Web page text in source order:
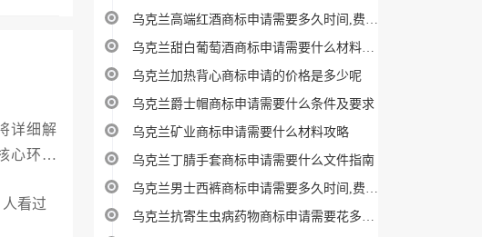
详细解
心环
人看过
乌克兰高端红酒商标申请需要多久时间,费用多少
乌克兰甜白葡萄酒商标申请需要什么材料攻略
乌克兰加热背心商标申请的价格是多少呢
乌克兰爵士帽商标申请需要什么条件及要求
乌克兰矿业商标申请需要什么材料攻略
乌克兰丁腈手套商标申请需要什么文件指南
乌克兰男士西裤商标申请需要多久时间,费用多少
乌克兰抗寄生虫病药物商标申请需要花多少钱办理